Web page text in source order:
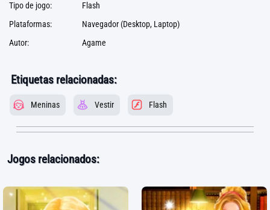
Tipo de jogo:
Flash
Plataformas:
Navegador (Desktop, Laptop)
Autor:
Agame
Etiquetas relacionadas:
Meninas Vestir Flash
Jogos relacionados: